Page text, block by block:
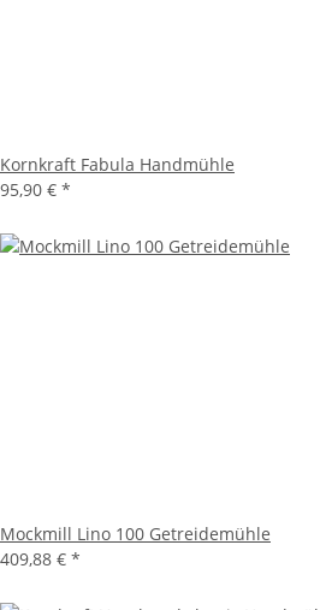
Kornkraft Fabula Handmühle
95,90 € *
Mockmill Lino 100 Getreidemühle
409,88 € *